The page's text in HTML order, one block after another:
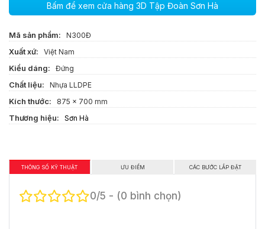
Bấm để xem cửa hàng 3D Tập Đoàn Sơn Hà
Mã sản phẩm: N300Đ
Xuất xứ: Việt Nam
Kiểu dáng: Đứng
Chất liệu: Nhựa LLDPE
Kích thước: 875 x 700 mm
Thương hiệu: Sơn Hà
THÔNG SỐ KỸ THUẬT ƯU ĐIỂM CÁC BƯỚC LẮP ĐẶT
0/5 - (0 bình chọn)